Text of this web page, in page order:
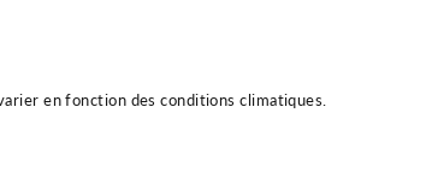
en fonction des conditions climatiques.